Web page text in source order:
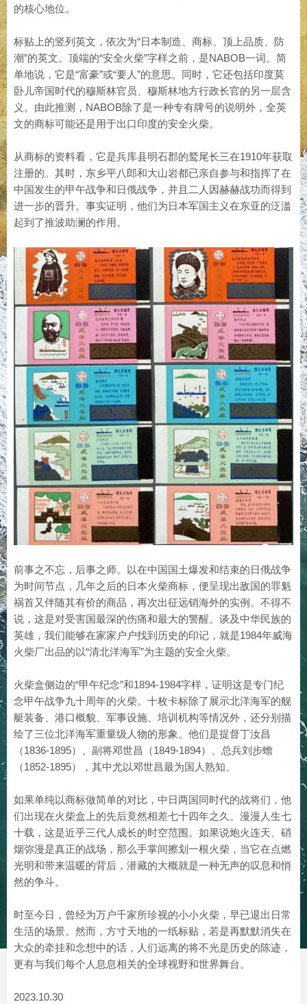
的核心地位。
标贴上的竖列英文，依次为“日本制造、商标、顶上品质、防
潮”的英文。顶端的“安全火柴”字样之前，是NABOB一词。简
单地说，它是“富豪”或“要人”的意思。同时，它还包括印度莫
卧儿帝国时代的穆斯林官员、穆斯林地方行政长官的另一层含
义。由此推测，NABOB除了是一种专有牌号的说明外，全英
文的商标可能还是用于出口印度的安全火柴。
从商标的资料看，它是兵库县明石郡的鹫尾长三在1910年获取
注册的。其时，东乡平八郎和大山岩都已亲自参与和指挥了在
中国发生的甲午战争和日俄战争，并且二人因赫赫战功而得到
进一步的晋升。事实证明，他们为日本军国主义在东亚的泛滥
起到了推波助澜的作用。
前事之不忘，后事之师。以在中国国土爆发和结束的日俄战争
为时间节点，几年之后的日本火柴商标，便呈现出敌国的罪魁
祸首又伴随其有价的商品，再次出征远销海外的实例。不得不
说，这是对受害国最深的伤痛和最大的警醒。谈及中华民族的
英雄，我们能够在家家户户找到历史的印记，就是1984年威海
火柴厂出品的以“清北洋海军”为主题的安全火柴。
火柴盒侧边的“甲午纪念”和1894-1984字样，证明这是专门纪
念甲午战争九十周年的火柴。十枚卡标除了展示北洋海军的舰
艇装备、港口概貌、军事设施、培训机构等情况外，还分别描
绘了三位北洋海军重量级人物的形象。他们是提督丁汝昌
（1836-1895）、副将邓世昌（1849-1894）、总兵刘步蟾
（1852-1895），其中尤以邓世昌最为国人熟知。
如果单纯以商标做简单的对比，中日两国同时代的战将们，他
们出现在火柴盒上的先后竟然相差七十四年之久。漫漫人生七
十载，这是近乎三代人成长的时空范围。如果说炮火连天、硝
烟弥漫是真正的战场，那么手掌间擦划一根火柴，当它在点燃
光明和带来温暖的背后，潜藏的大概就是一种无声的叹息和悄
然的争斗。
时至今日，曾经为万户千家所珍视的小小火柴，早已退出日常
生活的场景。然而，方寸天地的一纸标贴，若是再默默消失在
大众的牵挂和念想中的话，人们远离的将不光是历史的陈迹，
更有与我们每个人息息相关的全球视野和世界舞台。
2023.10.30